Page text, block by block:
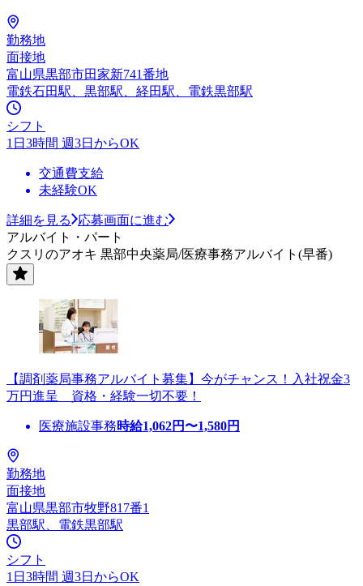
勤務地
面接地
富山県黒部市田家新741番地
電鉄石田駅、黒部駅、経田駅、電鉄黒部駅
シフト
1日3時間 週3日からOK
交通費支給
未経験OK
詳細を見る
応募画面に進む
アルバイト・パート
クスリのアオキ 黒部中央薬局/医療事務アルバイト(早番)
【調剤薬局事務アルバイト募集】今がチャンス！入社祝金3
万円進呈 資格・経験一切不要！
医療施設事務時給1,062円〜1,580円
勤務地
面接地
富山県黒部市牧野817番1
黒部駅、電鉄黒部駅
シフト
1日3時間 週3日からOK